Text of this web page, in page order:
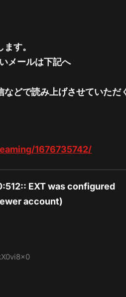
す。
メールは下記へ
どで読み上げさせていただ
1676735742/
EXT was configured
account)